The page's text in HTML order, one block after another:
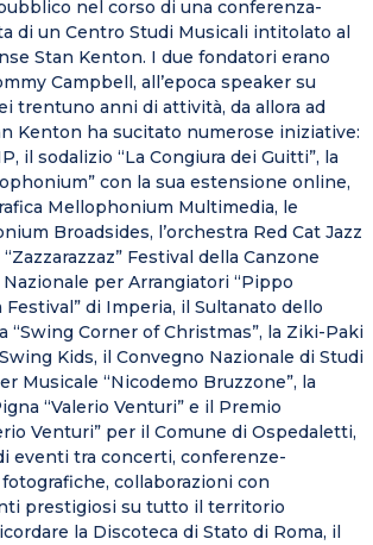
nel corso di una conferenza-
di un Centro Studi Musicali intitolato al
Stan Kenton. I due fondatori erano
Campbell, all’epoca speaker su
trentuno anni di attività, da allora ad
Kenton ha sucitato numerose iniziative:
il sodalizio “La Congiura dei Guitti”, la
con la sua estensione online,
Mellophonium Multimedia, le
Broadsides, l’orchestra Red Cat Jazz
Festival della Canzone
per Arrangiatori “Pippo
Festival” di Imperia, il Sultanato dello
“Swing Corner of Christmas”, la Ziki-Paki
Kids, il Convegno Nazionale di Studi
Musicale “Nicodemo Bruzzone”, la
“Valerio Venturi” e il Premio
Venturi” per il Comune di Ospedaletti,
eventi tra concerti, conferenze-
collaborazioni con
prestigiosi su tutto il territorio
la Discoteca di Stato di Roma, il